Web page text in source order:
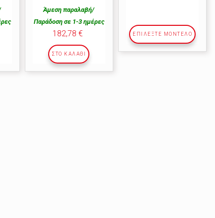
Άμεση παραλαβή/
Παράδοση σε 1-3 ημέρες
182,78 €
ΣΤΟ ΚΑΛΆΘΙ
ΕΠΙΛΕΞΤΕ ΜΟΝΤΕΛΟ